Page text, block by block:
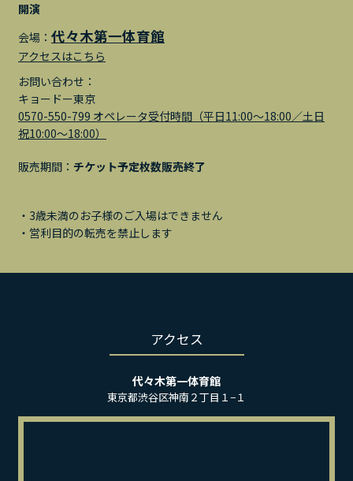
開演
会場： 代々木第一体育館
アクセスはこちら
お問い合わせ：
キョードー東京
0570-550-799 オペレータ受付時間（平⽇11:00〜18:00／⼟⽇
祝10:00〜18:00）
販売期間： チケット予定枚数販売終了
・3歳未満のお子様のご入場はできません
・営利目的の転売を禁止します
アクセス
代々木第一体育館
東京都渋谷区神南２丁目１−１